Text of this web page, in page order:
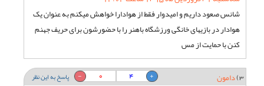
شانس صعود داریم و امیدوار فقط از هوادارا خواهش میکنم به عنوان یک
هوادار در بازیهای خانگی ورزشگاه باهنر را با حضورشون برای حریف جهنم
کنن با حمایت از مس
3) دامون پاسخ به این نظر 0
4